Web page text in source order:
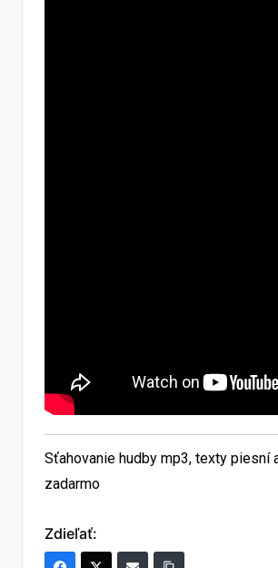
Sťahovanie hudby mp3, texty piesní
zadarmo
Zdieľať: